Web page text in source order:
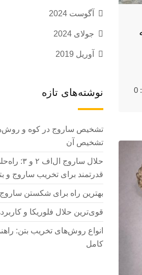
آگوست 2024
جولای 2024
آوریل 2019
نوشته‌های تازه
تشخیص ساروج در کوه و
تشخیص آن
حلال ساروج ال‌اف ۲ و ۳:
قدرتمند برای تخریب ساروج و
بهترین راه برای شکستن ساروج
قوی‌ترین حلال فلوریکا و
انواع روش‌های تخریب بتن:
کامل